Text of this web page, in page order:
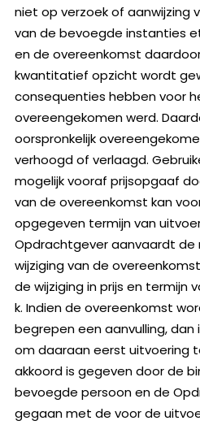
niet op verzoek of aanwijzing
van de bevoegde instanties
en de overeenkomst
kwantitatief opzicht wordt
consequenties hebben voor
overeengekomen werd.
oorspronkelijk
verhoogd of verlaagd.
mogelijk vooraf prijsopgaaf
van de overeenkomst kan
opgegeven termijn van
Opdrachtgever aanvaardt de
wijziging van de
de wijziging in prijs en termijn
k. Indien de overeenkomst
begrepen een aanvulling,
om daaraan eerst uitvoering
akkoord is gegeven door de
bevoegde persoon en de
gegaan met de voor de